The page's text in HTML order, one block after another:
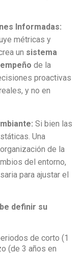
Informadas:
métricas y
un sistema
de la
proactivas
y no en
Si bien las
Una
de la
del entorno,
para ajustar el
definir su
de corto (1
(de 3 años en